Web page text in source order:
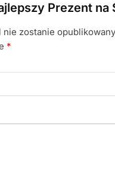
Prezent na
zostanie
*